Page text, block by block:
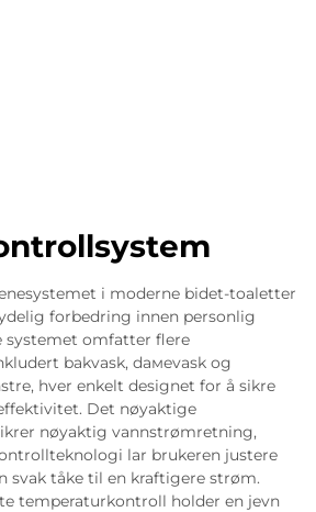
i moderne bidet-toaletter
forbedring innen personlig
systemet omfatter flere
bakvask, dамevask og
hver enkelt designet for å sikre
Det nøyaktige
nøyaktig vannstrømretning,
lar brukeren justere
svak tåke til en kraftigere strøm.
temperaturkontroll holder en jevn